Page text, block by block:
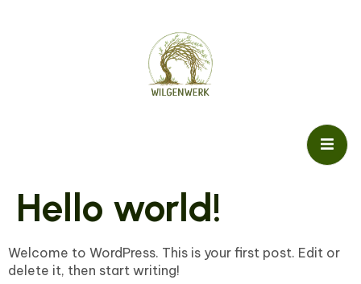
Hello world!
Welcome to WordPress. This is your first post. Edit or
delete it, then start writing!